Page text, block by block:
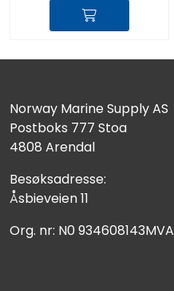
Norway Marine Supply AS
Postboks 777 Stoa
4808 Arendal
Besøksadresse:
Åsbieveien 11
Org. nr: N0 934608143MVA